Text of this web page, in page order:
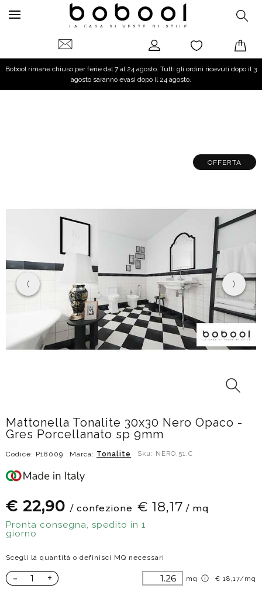
Bobool rimane chiuso per ferie dal 7 al 24 agosto. Tutti gli ordini ricevuti dopo il 3
agosto saranno evasi dopo il 24 agosto.
OFFERTA
Mattonella Tonalite 30x30 Nero Opaco -
Gres Porcellanato sp 9mm
Codice: P18009 Marca: Tonalite Sku: NERO.51.C
€ 22,90 / confezione € 18,17 / mq
Pronta consegna, spedito in 1
giorno
Scegli la quantità o definisci MQ necessari
- + mq € 18,17/mq